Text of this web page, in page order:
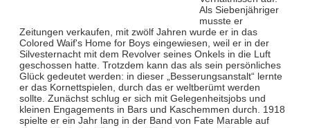
Als Siebenjähriger
musste er
Zeitungen verkaufen, mit zwölf Jahren wurde er in das
Colored Waif's Home for Boys eingewiesen, weil er in der
Silvesternacht mit dem Revolver seines Onkels in die Luft
geschossen hatte. Trotzdem kann das als sein persönliches
Glück gedeutet werden: in dieser „Besserungsanstalt“ lernte
er das Kornettspielen, durch das er weltberümt werden
sollte. Zunächst schlug er sich mit Gelegenheitsjobs und
kleinen Engagements in Bars und Kaschemmen durch. 1918
spielte er ein Jahr lang in der Band von Fate Marable auf